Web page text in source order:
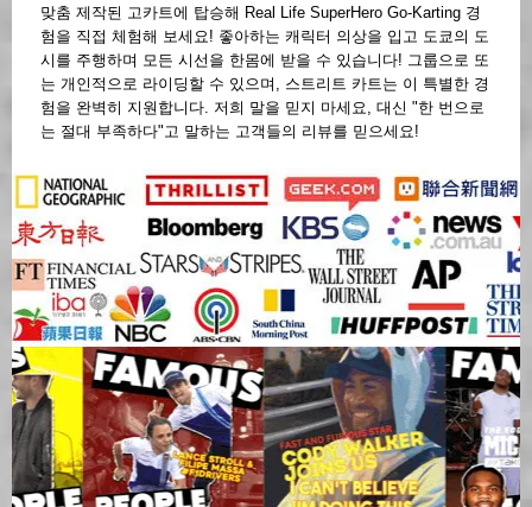
맞춤 제작된 고카트에 탑승해 Real Life SuperHero Go-Karting 경
험을 직접 체험해 보세요! 좋아하는 캐릭터 의상을 입고 도쿄의 도
시를 주행하며 모든 시선을 한몸에 받을 수 있습니다! 그룹으로 또
는 개인적으로 라이딩할 수 있으며, 스트리트 카트는 이 특별한 경
험을 완벽히 지원합니다. 저희 말을 믿지 마세요, 대신 "한 번으로
는 절대 부족하다"고 말하는 고객들의 리뷰를 믿으세요!